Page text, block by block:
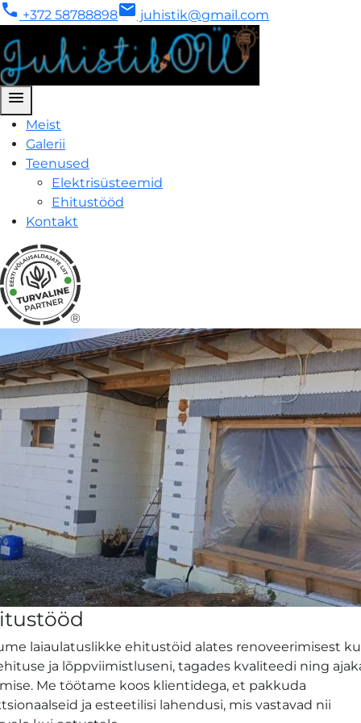
phone +372 58788898mail juhistik@gmail.com
menu
Meist
Galerii
Teenused
Elektrisüsteemid
Ehitustööd
Kontakt
®
Ehitustööd
|
JUHISTIK
OÜ
laiaulatuslikke ehitustöid alates renoveerimisest
ja lõppviimistluseni, tagades kvaliteedi ning
Me töötame koos klientidega, et pakkuda
ja esteetilisi lahendusi, mis vastavad nii